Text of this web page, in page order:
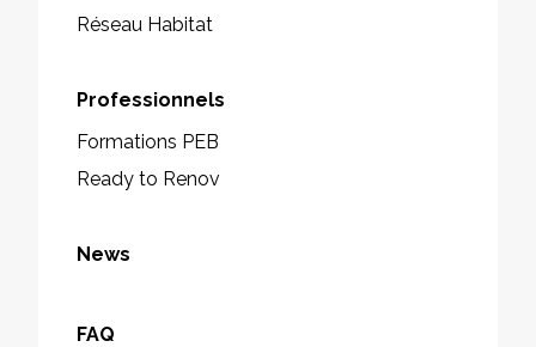
Réseau Habitat
Professionnels
Formations PEB
Ready to Renov
News
FAQ